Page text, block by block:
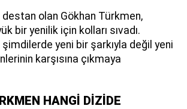
destan olan Gökhan Türkmen,
bir yenilik için kolları sıvadı.
şimdilerde yeni bir şarkıyla değil yeni
karşısına çıkmaya
HANGİ DİZİDE